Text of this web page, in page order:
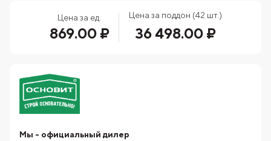
Цена за ед.
869.00 ₽
Цена за поддон (42 шт.)
36 498.00 ₽
Мы - официальный дилер